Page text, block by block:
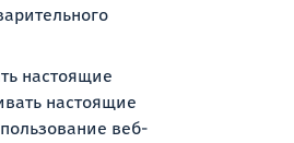
настоящие
настоящие
веб-